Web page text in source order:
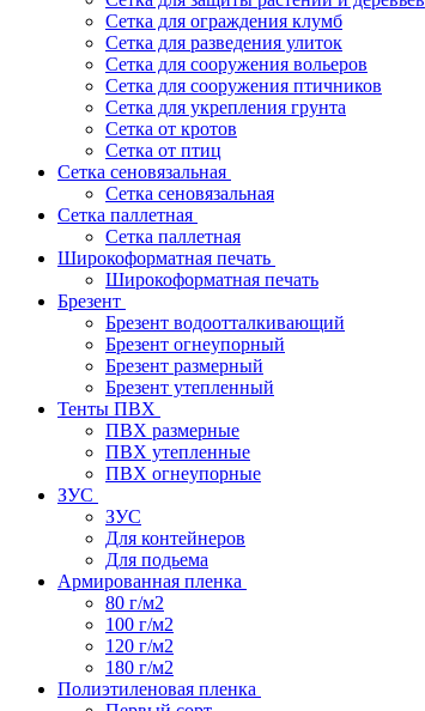
Сетка для ограждения клумб
Сетка для разведения улиток
Сетка для сооружения вольеров
Сетка для сооружения птичников
Сетка для укрепления грунта
Сетка от кротов
Сетка от птиц
Сетка сеновязальная
Сетка сеновязальная
Сетка паллетная
Сетка паллетная
Широкоформатная печать
Широкоформатная печать
Брезент
Брезент водоотталкивающий
Брезент огнеупорный
Брезент размерный
Брезент утепленный
Тенты ПВХ
ПВХ размерные
ПВХ утепленные
ПВХ огнеупорные
ЗУС
ЗУС
Для контейнеров
Для подьема
Армированная пленка
80 г/м2
100 г/м2
120 г/м2
180 г/м2
Полиэтиленовая пленка